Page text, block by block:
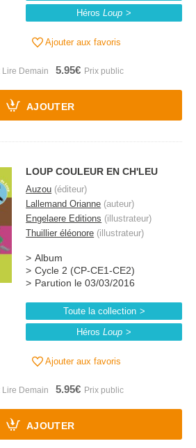
HérosLoup
Ajouter aux favoris
5.95€
AJOUTER
LOUP COULEUR EN CH'LEU
Auzou (éditeur)
Lallemand Orianne (auteur)
Engelaere Editions (illustrateur)
Thuillier éléonore (illustrateur)
Album
Cycle 2 (CP-CE1-CE2)
Parution le 03/03/2016
Toute la collection
HérosLoup
Ajouter aux favoris
5.95€
AJOUTER